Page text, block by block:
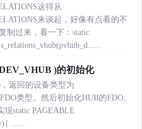
这得从
来谈起，好像有点看的不
制过来，看一下：static
)的初始化
，返回的设备类型为
类型。然后初始化HUB的FDO,
现static PAGEABLE
......